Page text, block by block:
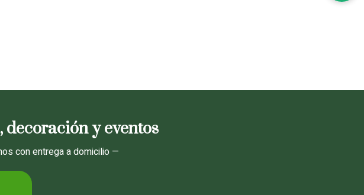
y eventos
con entrega a domicilio —